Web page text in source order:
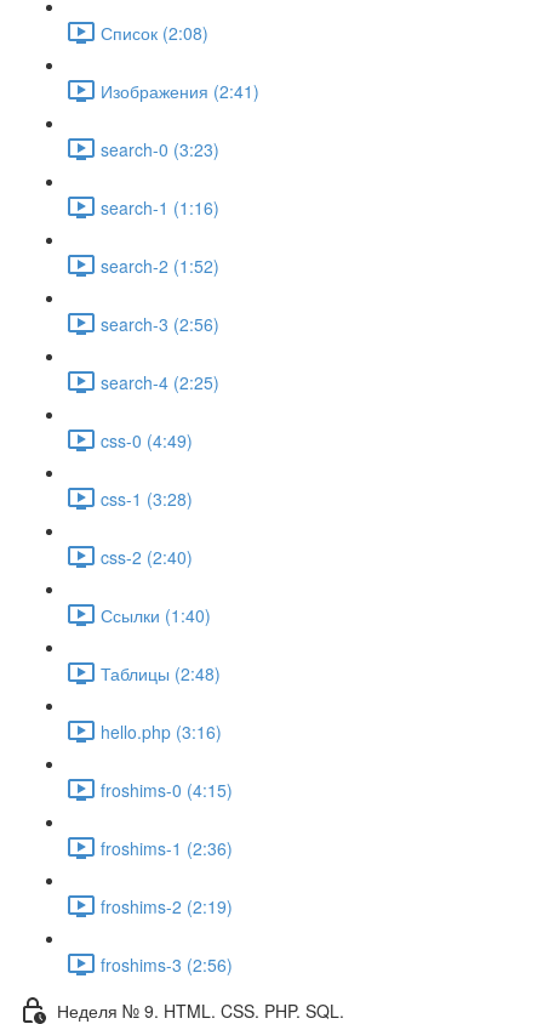
Список (2:08)
Изображения (2:41)
search-0 (3:23)
search-1 (1:16)
search-2 (1:52)
search-3 (2:56)
search-4 (2:25)
css-0 (4:49)
css-1 (3:28)
css-2 (2:40)
Ссылки (1:40)
Таблицы (2:48)
hello.php (3:16)
froshims-0 (4:15)
froshims-1 (2:36)
froshims-2 (2:19)
froshims-3 (2:56)
Неделя № 9. HTML. CSS. PHP. SQL.